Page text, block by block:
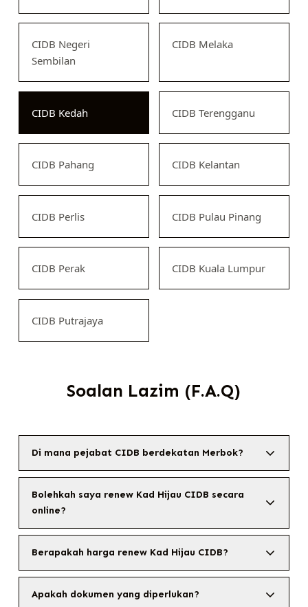
CIDB Negeri
Sembilan
CIDB Melaka
CIDB Kedah CIDB Terengganu
CIDB Pahang CIDB Kelantan
CIDB Perlis CIDB Pulau Pinang
CIDB Perak CIDB Kuala Lumpur
CIDB Putrajaya
Soalan Lazim (F.A.Q)
Di mana pejabat CIDB berdekatan Merbok?
Bolehkah saya renew Kad Hijau CIDB secara
online?
Berapakah harga renew Kad Hijau CIDB?
Apakah dokumen yang diperlukan?